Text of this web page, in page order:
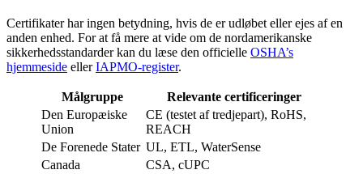
Certifikater har ingen betydning, hvis de er udløbet eller ejes af en
anden enhed. For at få mere at vide om de nordamerikanske
sikkerhedsstandarder kan du læse den officielle OSHA’s
hjemmeside ellerIAPMO-register.
Målgruppe
Relevante certificeringer
Den Europæiske
Union
CE (testet af tredjepart), RoHS,
REACH
De Forenede Stater UL, ETL, WaterSense
Canada
CSA, cUPC